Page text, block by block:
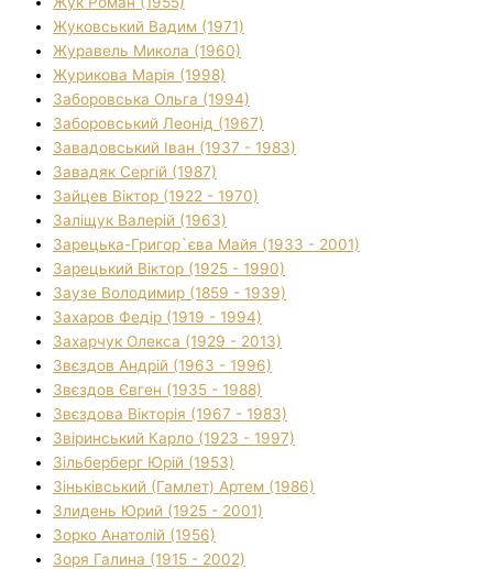
Жуковський Вадим (1971)
Журавель Микола (1960)
Журикова Марія (1998)
Заборовська Ольга (1994)
Заборовський Леонід (1967)
Завадовський Іван (1937 - 1983)
Завадяк Сергій (1987)
Зайцев Віктор (1922 - 1970)
Заліщук Валерій (1963)
Зарецька-Григор`єва Майя (1933 - 2001)
Зарецький Віктор (1925 - 1990)
Заузе Володимир (1859 - 1939)
Захаров Федір (1919 - 1994)
Захарчук Олекса (1929 - 2013)
Звєздов Андрій (1963 - 1996)
Звєздов Євген (1935 - 1988)
Звєздова Вікторія (1967 - 1983)
Звіринський Карло (1923 - 1997)
Зільберберг Юрій (1953)
Зіньківський (Гамлет) Артем (1986)
Злидень Юрий (1925 - 2001)
Зорко Анатолій (1956)
Зоря Галина (1915 - 2002)